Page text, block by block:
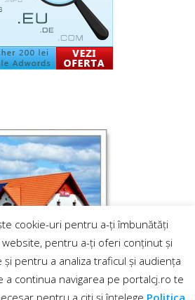
cookie-uri pentru a-ți îmbunătăți
pentru a-ți oferi conținut și
pentru a analiza traficul și audiența
a continua navigarea pe portalcj.ro te